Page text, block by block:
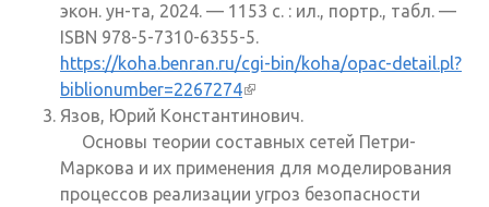
экон. ун-та, 2024. — 1153 с. : ил., портр., табл. —
ISBN 978-5-7310-6355-5.
https://koha.benran.ru/cgi-bin/koha/opac-detail.pl?
biblionumber=2267274(внешняя ссылка)
Язов, Юрий Константинович.
Основы теории составных сетей Петри-
Маркова и их применения для моделирования
процессов реализации угроз безопасности